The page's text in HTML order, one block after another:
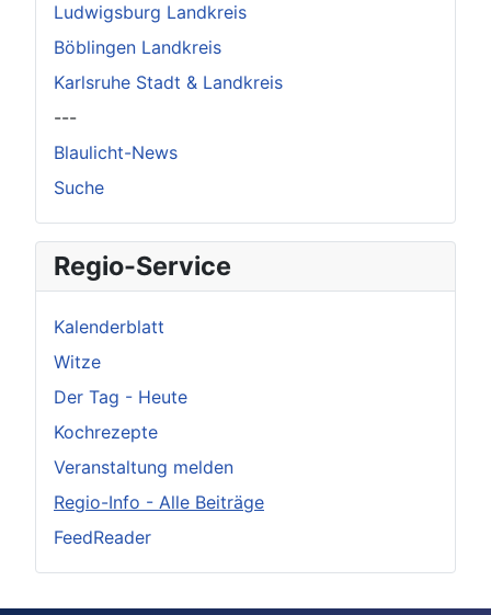
Ludwigsburg Landkreis
Böblingen Landkreis
Karlsruhe Stadt & Landkreis
---
Blaulicht-News
Suche
Regio-Service
Kalenderblatt
Witze
Der Tag - Heute
Kochrezepte
Veranstaltung melden
Regio-Info - Alle Beiträge
FeedReader